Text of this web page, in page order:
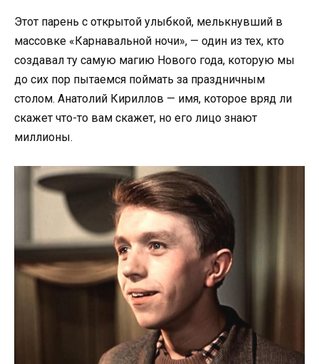
Этот парень с открытой улыбкой, мелькнувший в
массовке «Карнавальной ночи», — один из тех, кто
создавал ту самую магию Нового года, которую мы
до сих пор пытаемся поймать за праздничным
столом. Анатолий Кириллов — имя, которое вряд ли
скажет что-то вам скажет, но его лицо знают
миллионы.